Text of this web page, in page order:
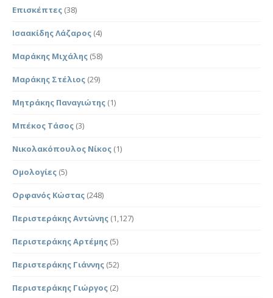
Επισκέπτες (38)
Ισαακίδης Λάζαρος (4)
Μαράκης Μιχάλης (58)
Μαράκης Στέλιος (29)
Μητράκης Παναγιώτης (1)
Μπέκος Τάσος (3)
Νικολακόπουλος Νίκος (1)
Ομολογίες (5)
Ορφανός Κώστας (248)
Περιστεράκης Αντώνης (1,127)
Περιστεράκης Αρτέμης (5)
Περιστεράκης Γιάννης (52)
Περιστεράκης Γιώργος (2)